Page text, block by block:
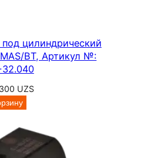
под цилиндрический
BT, Артикул №:
UZS